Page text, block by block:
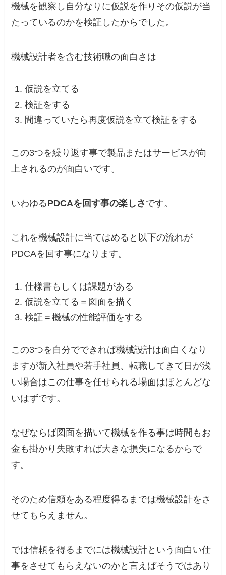
機械を観察し自分なりに仮説を作りその仮説が当
たっているのかを検証したから でした。
機械設計者を含む技術職の面白さは
仮説を立てる
検証をする
間違っていたら再度仮説を立て検証をする
この3つを繰り返す事で製品またはサービスが向
上されるのが面白いです。
いわゆるPDCAを回す事の楽しさ です。
これを機械設計に当てはめると以下の流れが
PDCAを回す事になります。
仕様書もしくは課題がある
仮説を立てる＝図面を描く
検証＝機械の性能評価をする
この3つを自分でできれば機械設計は面白くなり
ますが新入社員や若手社員、転職してきて日が浅
い場合はこの仕事を任せられる場面はほとんどな
いはずです。
なぜならば図面を描いて機械を作る事は時間もお
金も掛かり失敗すれば大きな損失になるからで
す。
そのため信頼をある程度得るまでは機械設計をさ
せてもらえません。
では信頼を得るまでには機械設計という面白い仕
事をさせてもらえないのかと言えばそうではあり